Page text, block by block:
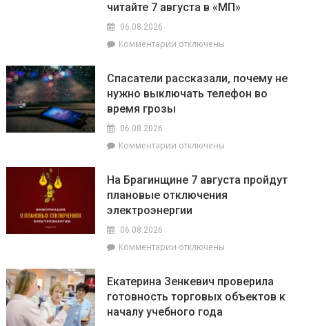
читайте 7 августа в «МП»
06.08.2026
Комментарии к
том,
как
фундаментом
государственности,
кто
сейчас
впереди
кампании
как
принять
участие
конкурсе
отключены
Спасатели рассказали, почему не
нужно выключать телефон во
время грозы
06.08.2026
Комментарии к
рассказали,
почему
не
телефон
грозы
отключены
На Брагинщине 7 августа пройдут
плановые отключения
электроэнергии
06.08.2026
Комментарии к
Брагинщине
7
августа
отключены
Екатерина Зенкевич проверила
готовность торговых объектов к
началу учебного года